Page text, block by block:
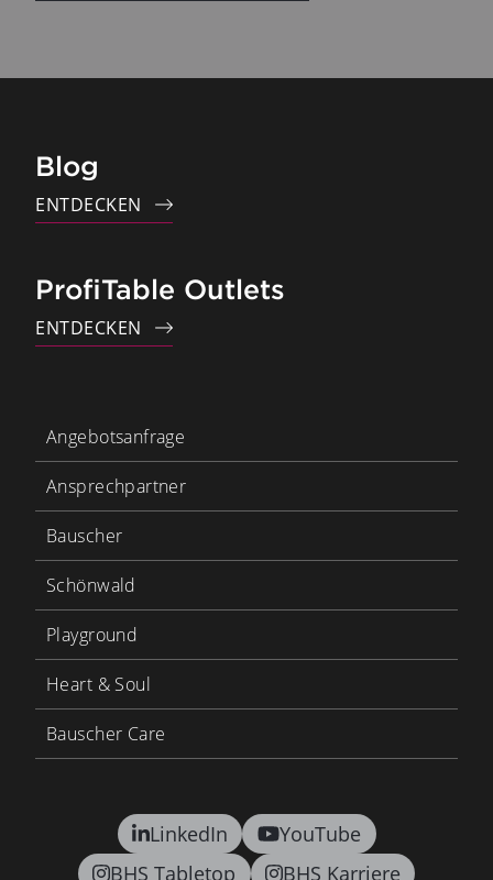
Blog
ENTDECKEN
ProfiTable Outlets
ENTDECKEN
LinkedIn
YouTube
BHS Tabletop
BHS Karriere
Angebotsanfrage
Ansprechpartner
Bauscher
Schönwald
Playground
Heart & Soul
Bauscher Care